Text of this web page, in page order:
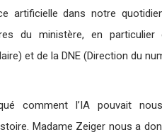
artificielle dans notre
du ministère, en
et de la DNE (Direction du
comment l’IA pouvait
Madame Zeiger nous a